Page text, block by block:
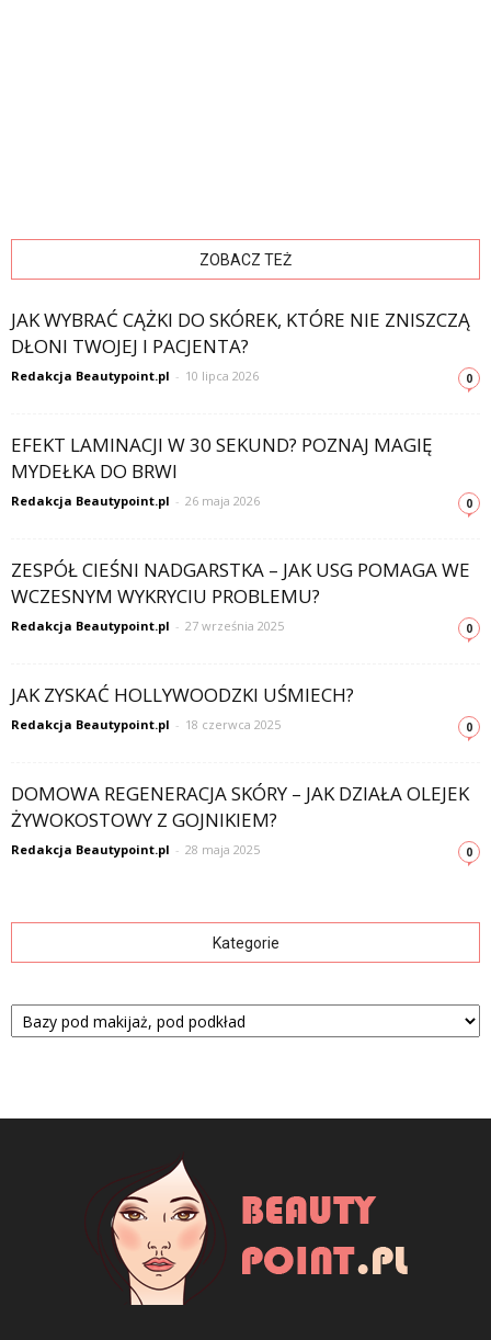
ZOBACZ TEŻ
JAK WYBRAĆ CĄŻKI DO SKÓREK, KTÓRE NIE ZNISZCZĄ
DŁONI TWOJEJ I PACJENTA?
Redakcja Beautypoint.pl - 10 lipca 2026 0
EFEKT LAMINACJI W 30 SEKUND? POZNAJ MAGIĘ
MYDEŁKA DO BRWI
Redakcja Beautypoint.pl - 26 maja 2026 0
ZESPÓŁ CIEŚNI NADGARSTKA – JAK USG POMAGA WE
WCZESNYM WYKRYCIU PROBLEMU?
Redakcja Beautypoint.pl - 27 września 2025 0
JAK ZYSKAĆ HOLLYWOODZKI UŚMIECH?
Redakcja Beautypoint.pl - 18 czerwca 2025 0
DOMOWA REGENERACJA SKÓRY – JAK DZIAŁA OLEJEK
ŻYWOKOSTOWY Z GOJNIKIEM?
Redakcja Beautypoint.pl - 28 maja 2025 0
Kategorie
Kategorie